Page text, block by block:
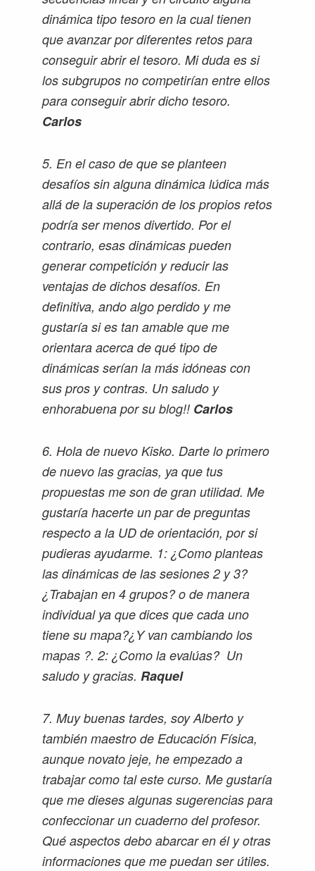
dinámica tipo tesoro en la cual tienen
que avanzar por diferentes retos para
conseguir abrir el tesoro. Mi duda es si
los subgrupos no competirían entre ellos
para conseguir abrir dicho tesoro.
Carlos
5. En el caso de que se planteen
desafíos sin alguna dinámica lúdica más
allá de la superación de los propios retos
podría ser menos divertido. Por el
contrario, esas dinámicas pueden
generar competición y reducir las
ventajas de dichos desafíos. En
definitiva, ando algo perdido y me
gustaría si es tan amable que me
orientara acerca de qué tipo de
dinámicas serían la más idóneas con
sus pros y contras. Un saludo y
enhorabuena por su blog!! Carlos
6. Hola de nuevo Kisko. Darte lo primero
de nuevo las gracias, ya que tus
propuestas me son de gran utilidad. Me
gustaría hacerte un par de preguntas
respecto a la UD de orientación, por si
pudieras ayudarme. 1: ¿Como planteas
las dinámicas de las sesiones 2 y 3?
¿Trabajan en 4 grupos? o de manera
individual ya que dices que cada uno
tiene su mapa?¿Y van cambiando los
mapas ?. 2: ¿Como la evalúas? Un
saludo y gracias. Raquel
7. Muy buenas tardes, soy Alberto y
también maestro de Educación Física,
aunque novato jeje, he empezado a
trabajar como tal este curso. Me gustaría
que me dieses algunas sugerencias para
confeccionar un cuaderno del profesor.
Qué aspectos debo abarcar en él y otras
informaciones que me puedan ser útiles.